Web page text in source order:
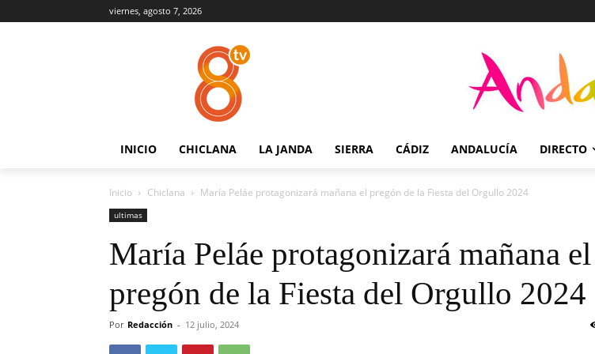
viernes, agosto 7, 2026
INICIO CHICLANA LA JANDA SIERRA CÁDIZ ANDALUCÍA DIRECTO
Inicio Chiclana María Peláe protagonizará mañana el pregón de la Fiesta del Orgullo 2024
ultimas
María Peláe protagonizará mañana el
pregón de la Fiesta del Orgullo 2024
Por Redacción - 12 julio, 2024